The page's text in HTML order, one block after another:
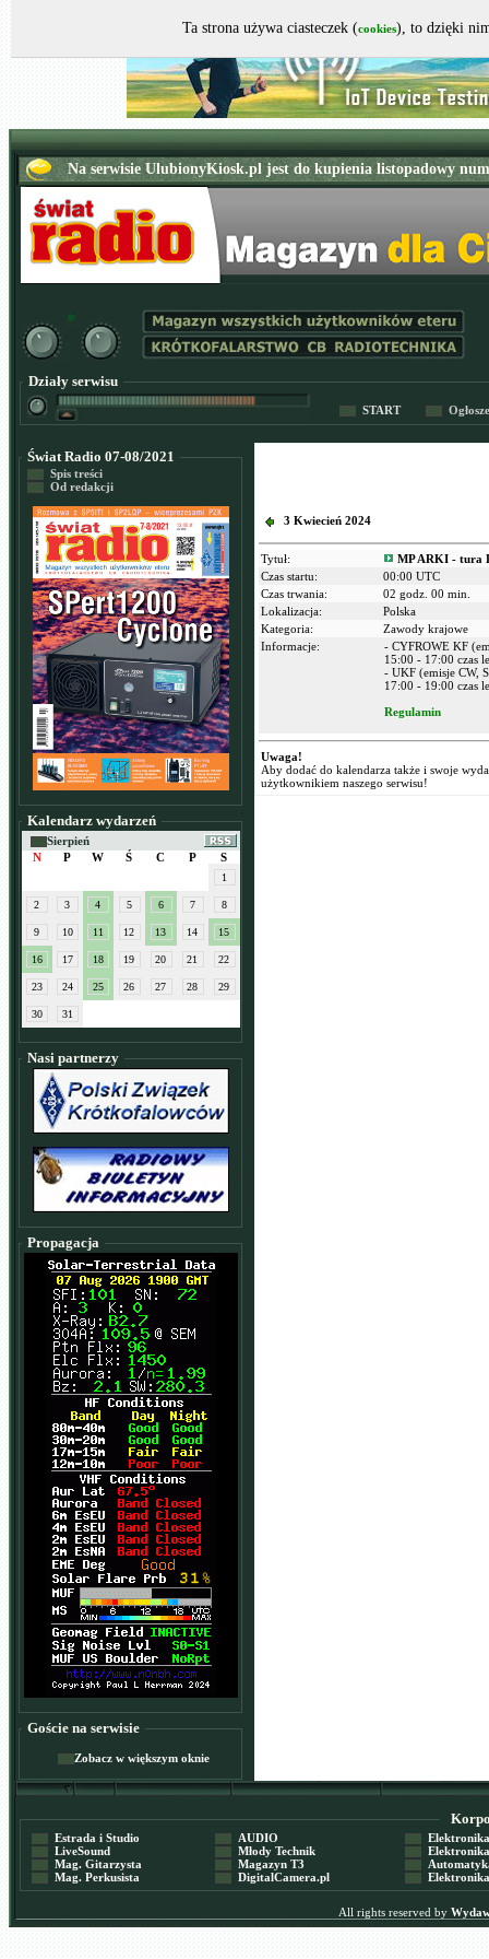
Działy serwisu
START
Świat Radio 07-08/2021
Spis treści
Od redakcji
Kalendarz wydarzeń
Sierpień
N
P W Ś C P S
1
2 3 4 5 6 7 8
9 10 11 12 13 14 15
16 17 18 19 20 21 22
23 24 25 26 27 28 29
30 31
Nasi partnerzy
Propagacja
Goście na serwisie
Zobacz w większym oknie
3 Kwiecień 2024
Tytuł:
MP ARKI - tura
Czas startu:
00:00 UTC
Czas trwania:
02 godz. 00 min.
Lokalizacja:
Polska
Kategoria:
Zawody krajowe
Informacje:
- CYFROWE KF
15:00 - 17:00 czas
- UKF (emisje CW,
17:00 - 19:00 czas
Regulamin
Uwaga!
Aby dodać do kalendarza także i swoje
użytkownikiem naszego serwisu!
Estrada i Studio
LiveSound
Mag. Gitarzysta
Mag. Perkusista
AUDIO
Młody Technik
Magazyn T3
DigitalCamera.pl
Elektronika
Elektronika
Automatyka
Elektronika
All rights reserved by
Ta strona używa ciasteczek (cookies), to dzięki